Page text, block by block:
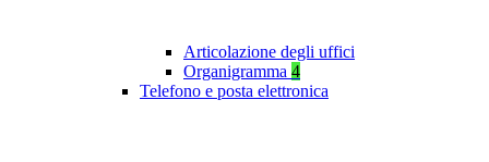
Articolazione degli uffici
Organigramma 4
Telefono e posta elettronica